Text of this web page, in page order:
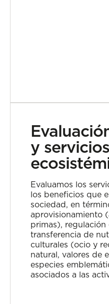
y servicios
Evaluamos los
los beneficios que
sociedad, en
aprovisionamiento
primas),
transferencia de
culturales (ocio y
natural, valores de
especies
asociados a las